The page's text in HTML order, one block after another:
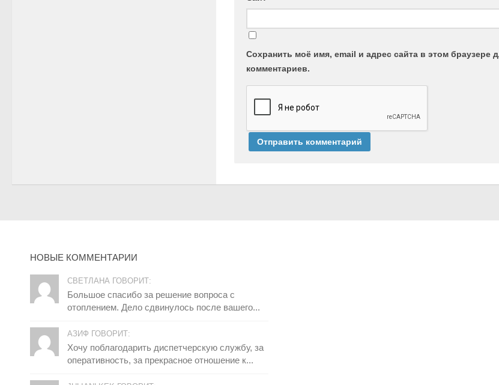
Сохранить моё имя, email и адрес сайта в этом браузере
комментариев.
НОВЫЕ КОММЕНТАРИИ
СВЕТЛАНА ГОВОРИТ:
Большое спасибо за решение вопроса с
отоплением. Дело сдвинулось после вашего...
АЗИФ ГОВОРИТ:
Хочу поблагодарить диспетчерскую службу, за
оперативность, за прекрасное отношение к...